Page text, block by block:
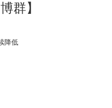
群】
降低